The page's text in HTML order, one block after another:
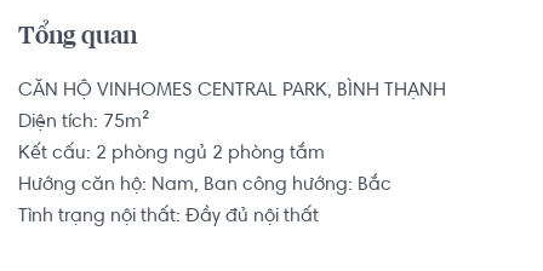
Tổng quan
CĂN HỘ VINHOMES CENTRAL PARK, BÌNH THẠNH
Diện tích: 75m²
Kết cấu: 2 phòng ngủ 2 phòng tắm
Hướng căn hộ: Nam, Ban công hướng: Bắc
Tình trạng nội thất: Đầy đủ nội thất